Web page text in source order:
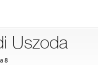
Uszoda
8